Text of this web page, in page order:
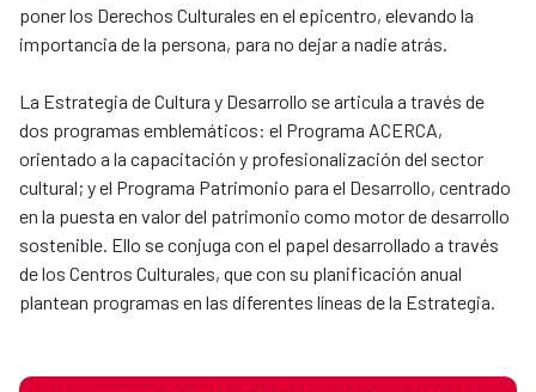
poner los Derechos Culturales en el epicentro, elevando la
importancia de la persona, para no dejar a nadie atrás.
La Estrategia de Cultura y Desarrollo se articula a través de
dos programas emblemáticos: el Programa ACERCA,
orientado a la capacitación y profesionalización del sector
cultural; y el Programa Patrimonio para el Desarrollo, centrado
en la puesta en valor del patrimonio como motor de desarrollo
sostenible. Ello se conjuga con el papel desarrollado a través
de los Centros Culturales, que con su planificación anual
plantean programas en las diferentes líneas de la Estrategia.